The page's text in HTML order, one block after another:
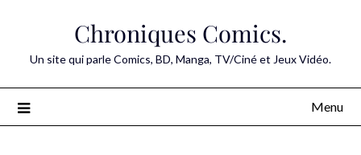
Chroniques Comics.
Un site qui parle Comics, BD, Manga, TV/Ciné et Jeux Vidéo.
Menu